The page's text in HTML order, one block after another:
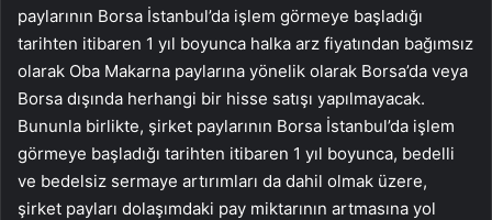
paylarının Borsa İstanbul’da işlem görmeye başladığı
tarihten itibaren 1 yıl boyunca halka arz fiyatından bağımsız
olarak Oba Makarna paylarına yönelik olarak Borsa’da veya
Borsa dışında herhangi bir hisse satışı yapılmayacak.
Bununla birlikte, şirket paylarının Borsa İstanbul’da işlem
görmeye başladığı tarihten itibaren 1 yıl boyunca, bedelli
ve bedelsiz sermaye artırımları da dahil olmak üzere,
şirket payları dolaşımdaki pay miktarının artmasına yol